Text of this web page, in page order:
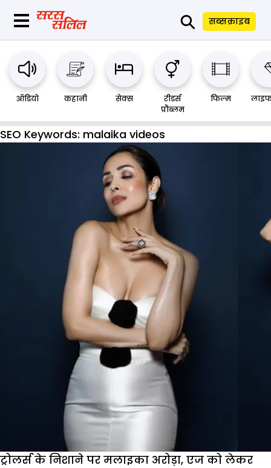
⚲ सब्सक्राइब
ऑडियो कहानी सेक्स
रीडर्स
प्रौब्लम
फिल्म
SEO Keywords: malaika videos
ट्रोलर्स के निशाने पर मलाइका अरोड़ा, एज को लेकर